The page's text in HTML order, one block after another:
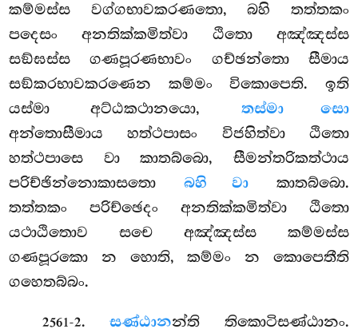
කම්මස්ස වග්ගභාවකරණතො, බහි තත්තකං
පදෙසං අනතික්කමිත්වා ඨිතො අඤ්ඤස්ස
සඞ්ඝස්ස ගණපූරණභාවං ගච්ඡන්තො සීමාය
සඞ්කරභාවකරණෙන කම්මං විකොපෙති. ඉති
යස්මා අට්ඨකථානයො, තස්මා සො
අන්තොසීමාය හත්ථපාසං විජහිත්වා ඨිතො
හත්ථපාසෙ වා කාතබ්බො, සීමන්තරිකත්ථාය
පරිච්ඡින්නොකාසතොබහි වාකාතබ්බො.
තත්තකං පරිච්ඡෙදං අනතික්කමිත්වා ඨිතො
යථාඨිතොව සචෙ අඤ්ඤස්ස කම්මස්ස
ගණපූරකො න හොති, කම්මං න කොපෙතීති
ගහෙතබ්බං.
2561-2.සණ්ඨානන්ති තිකොටිසණ්ඨානං.